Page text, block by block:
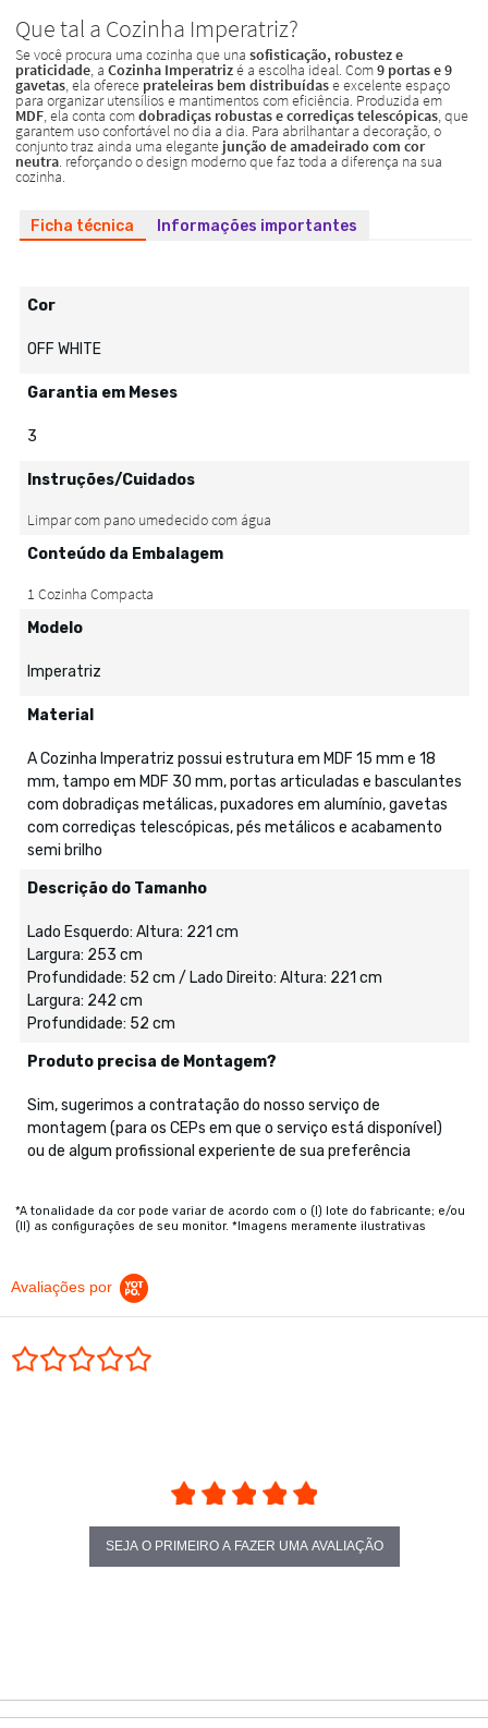
Ficha técnica Informações importantes
Cor
OFF WHITE
Garantia em Meses
3
Instruções/Cuidados
Conteúdo da Embalagem
Modelo
Imperatriz
Material
A Cozinha Imperatriz possui estrutura em MDF 15 mm e 18
mm, tampo em MDF 30 mm, portas articuladas e basculantes
com dobradiças metálicas, puxadores em alumínio, gavetas
com corrediças telescópicas, pés metálicos e acabamento
semi brilho
Descrição do Tamanho
Lado Esquerdo: Altura: 221 cm
Largura: 253 cm
Profundidade: 52 cm / Lado Direito: Altura: 221 cm
Largura: 242 cm
Profundidade: 52 cm
Produto precisa de Montagem?
Sim, sugerimos a contratação do nosso serviço de
montagem (para os CEPs em que o serviço está disponível)
ou de algum profissional experiente de sua preferência
*A tonalidade da cor pode variar de acordo com o (I) lote do fabricante; e/ou
(II) as configurações de seu monitor. *Imagens meramente ilustrativas
Avaliações por
SEJA O PRIMEIRO A FAZER UMA AVALIAÇÃO